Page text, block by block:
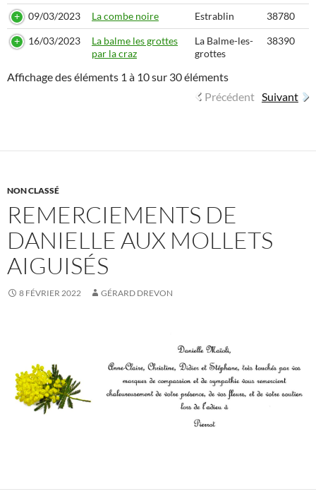
09/03/2023 La combe noire Estrablin 38780
16/03/2023
La balme les grottes
par la craz
La Balme-les-
grottes
38390
Affichage des éléments 1 à 10 sur 30 éléments
Précédent Suivant
NON CLASSÉ
REMERCIEMENTS DE
DANIELLE AUX MOLLETS
AIGUISÉS
8 FÉVRIER 2022 GÉRARD DREVON